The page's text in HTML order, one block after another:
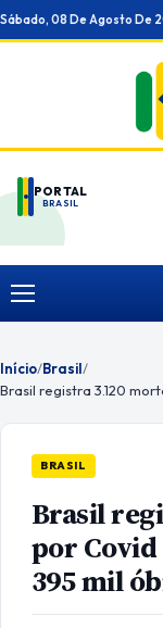
Ir
para
Sábado, 08 De Agosto De
PORTAL
BRASIL
Menu
Início/Brasil/
BRASIL
Brasil
por Covid
395 mil